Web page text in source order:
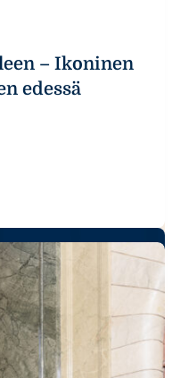
– Ikoninen
edessä